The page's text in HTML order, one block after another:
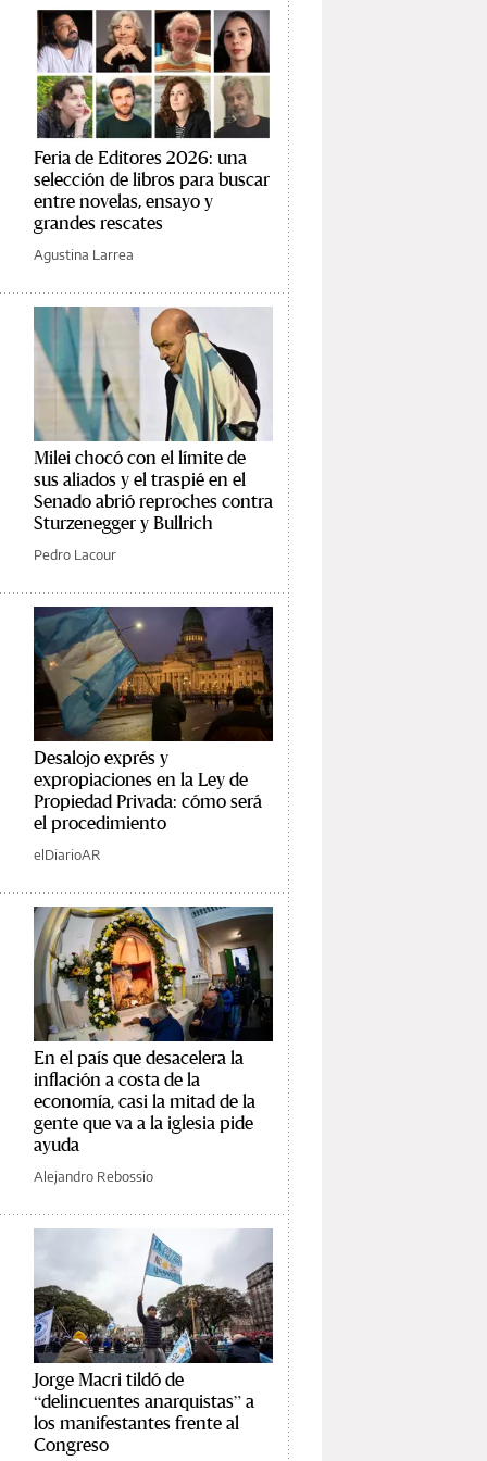
Feria de Editores 2026: una
selección de libros para buscar
entre novelas, ensayo y
grandes rescates
Agustina Larrea
Milei chocó con el límite de
sus aliados y el traspié en el
Senado abrió reproches contra
Sturzenegger y Bullrich
Pedro Lacour
Desalojo exprés y
expropiaciones en la Ley de
Propiedad Privada: cómo será
el procedimiento
elDiarioAR
En el país que desacelera la
inflación a costa de la
economía, casi la mitad de la
gente que va a la iglesia pide
ayuda
Alejandro Rebossio
Jorge Macri tildó de
“delincuentes anarquistas” a
los manifestantes frente al
Congreso